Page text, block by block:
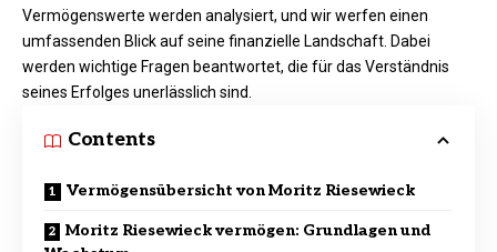
Vermögenswerte werden analysiert, und wir werfen einen
umfassenden Blick auf seine finanzielle Landschaft. Dabei
werden wichtige Fragen beantwortet, die für das Verständnis
seines Erfolges unerlässlich sind.
Contents
Vermögensübersicht von Moritz Riesewieck
Moritz Riesewieck vermögen: Grundlagen und